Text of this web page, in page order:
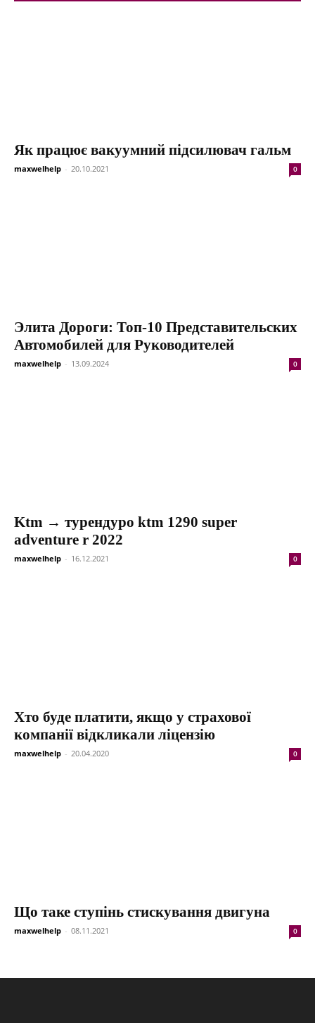
Як працює вакуумний підсилювач гальм
maxwelhelp - 20.10.2021 0
Элита Дороги: Топ-10 Представительских
Автомобилей для Руководителей
maxwelhelp - 13.09.2024 0
Ktm → турендуро ktm 1290 super
adventure r 2022
maxwelhelp - 16.12.2021 0
Хто буде платити, якщо у страхової
компанії відкликали ліцензію
maxwelhelp - 20.04.2020 0
Що таке ступінь стискування двигуна
maxwelhelp - 08.11.2021 0